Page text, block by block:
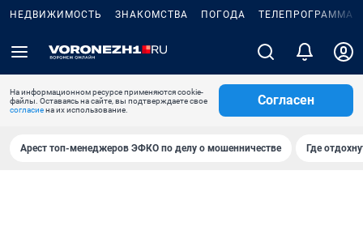
НЕДВИЖИМОСТЬ ЗНАКОМСТВА ПОГОДА ТЕЛЕПРОГРАММА
На информационном ресурсе применяются cookie-
файлы. Оставаясь на сайте, вы подтверждаете свое
согласиена их использование.
Согласен
Арест топ-менеджеров ЭФКО по делу о мошенничестве Где